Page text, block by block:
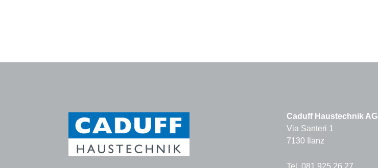
Caduff Haustechnik AG
Via Santeri 1
7130 Ilanz
Tel. 081 925 26 27